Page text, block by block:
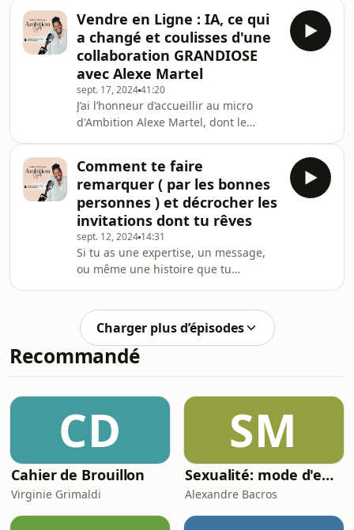
2012, organisatrice du célèbre bundle
annuel Ka-Ching, et animatrice des
podcasts Effrontée.Dans cet épisode,
elle partage pourquoi elle a choisi le
podcast comme canal principal pour
promouvoir sa marque personnelle.
Elle nous explique comment elle y
ajoute sa sec
Vendre en Ligne : IA, ce qui
a changé et coulisses d'une
collaboration GRANDIOSE
avec Alexe Martel
sept. 17, 202441:20
J’ai l’honneur d’accueillir au micro
d'Ambition Alexe Martel, dont le
actionnable. Iel nous partage son
point de vue sur l’avenir de la vente
en ligne, l’impact de l’IA sur la valeur
de nos expertises, ainsi que les
coulisses de la plus grande
collaboration de l’entrepreneuriat en
ligne francophone : "Le Cabinet des
Curio
Comment te faire
remarquer ( par les bonnes
personnes ) et décrocher les
invitations dont tu rêves
sept. 12, 2024 14:31
Si tu as une expertise, un message,
ou même une histoire que tu
types d’invitations que tu vises –
comme des interviews de podcasts,
des sommets dans ta thématique, ou
cette conférence qui te fait de l’œil –
concrètement comment te faire
remarquer pour être invité... cet
épisode est pour toi !Depuis le lan
Charger plus d’épisodes
Recommandé
CD
Cahier de Brouillon
Virginie Grimaldi
SM
Sexualité: mode d'emploi
Alexandre Bacros